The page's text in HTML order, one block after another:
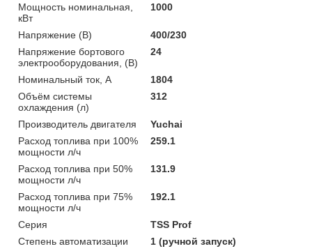
Мощность номинальная,
кВт
1000
Напряжение (В)
400/230
Напряжение бортового
электрооборудования, (В)
24
Номинальный ток, А
1804
Объём системы
охлаждения (л)
312
Производитель двигателя
Yuchai
Расход топлива при 100%
мощности л/ч
259.1
Расход топлива при 50%
мощности л/ч
131.9
Расход топлива при 75%
мощности л/ч
192.1
Серия
TSS Prof
Степень автоматизации
1 (ручной запуск)